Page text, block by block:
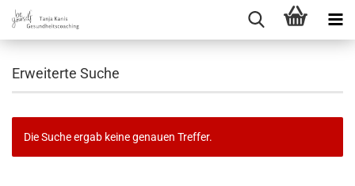
Erweiterte Suche
Die Suche ergab keine genauen Treffer.